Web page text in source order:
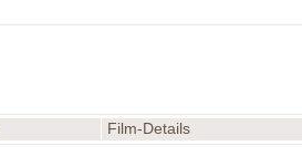
Film-Details